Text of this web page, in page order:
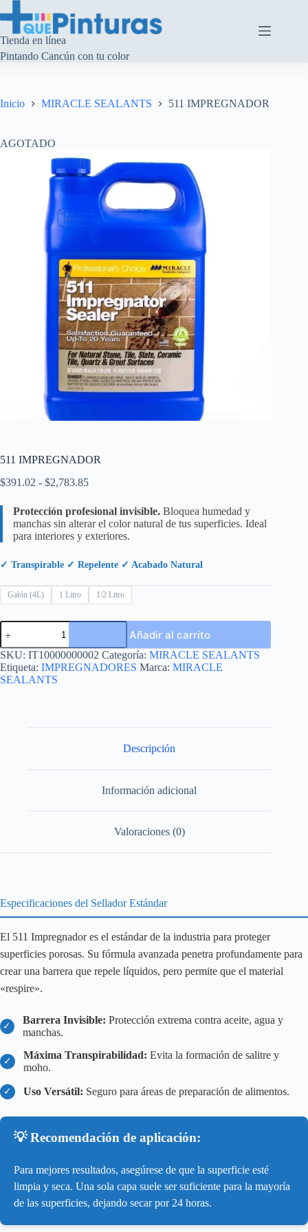
al
contenido
Tienda en línea
Pintando Cancún con tu color
Inicio MIRACLE SEALANTS 511 IMPREGNADOR
AGOTADO
511 IMPREGNADOR
$391.02 - $2,783.85Rango
precios:
desde
$391.02
hasta
Protección profesional invisible. Bloquea humedad y
manchas sin alterar el color natural de tus superficies. Ideal
para interiores y exteriores.
✓ Transpirable ✓ Repelente ✓ Acabado Natural
Galón (4L) 1 Litro 1/2 Litro
511
IMPREGNADOR
cantidad
Añadir al carrito
SKU: IT10000000002 Categoría: MIRACLE SEALANTS
Etiqueta: IMPREGNADORES Marca: MIRACLE
SEALANTS
Descripción
Información adicional
Valoraciones (0)
Especificaciones del Sellador Estándar
El 511 Impregnador es el estándar de la industria para proteger
superficies porosas. Su fórmula avanzada penetra profundamente para
crear una barrera que repele líquidos, pero permite que el material
«respire».
✓
Barrera Invisible: Protección extrema contra aceite, agua y
manchas.
✓
Máxima Transpirabilidad: Evita la formación de salitre y
moho.
✓ Uso Versátil: Seguro para áreas de preparación de alimentos.
💡 Recomendación de aplicación:
Para mejores resultados, asegúrese de que la superficie esté
limpia y seca. Una sola capa suele ser suficiente para la mayoría
de las superficies, dejando secar por 24 horas.